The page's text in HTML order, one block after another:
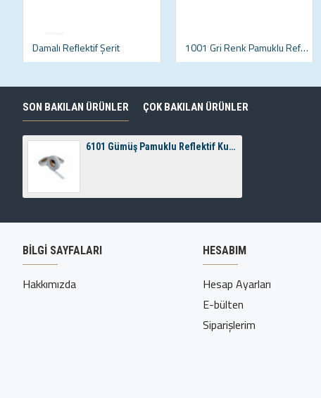
Damalı Reflektif Şerit 1001 Gri Renk Pamuklu Reflektif Kumaş
SON BAKILAN ÜRÜNLER ÇOK BAKILAN ÜRÜNLER
6101 Gümüş Pamuklu Reflektif Kumaş
BİLGİ SAYFALARI
Hakkımızda
HESABIM
Hesap Ayarları
E-bülten
Siparişlerim